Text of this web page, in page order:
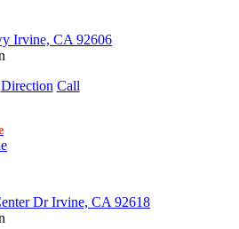
Irvine, CA 92606
Direction Call
Dr Irvine, CA 92618